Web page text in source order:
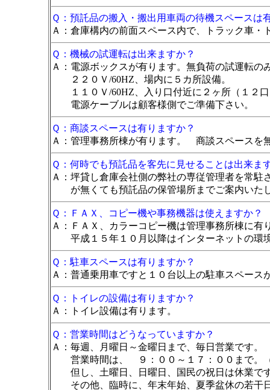
Ｑ：預託品の搬入・搬出用車両の待機スペースは
Ａ：倉庫構内の前面スペース内で、トラック車
Ｑ：機械の試運転は出来ますか？
Ａ：電源ボックスが有ります。無負荷の試運転の
２２０Ｖ/60HZ、場内に５カ所設備。
１１０Ｖ/60HZ、入り口付近に２ヶ所（１２口
電源ケーブルは顧客様側でご準備下さい。
Ｑ：商談スペースは有りますか？
Ａ：管理事務所棟が有ります。 商談スペースを
Ｑ：何時でも預託品を客先に見せることは出来ま
Ａ：坪貸し倉庫会社側の弊社の専従管理者を常
が無くても預託品の保管場所までご案内いた
Ｑ：ＦＡＸ、コピー機や事務機器は使えますか？
Ａ：ＦＡＸ、カラーコピー機は管理事務所棟に有
平成１５年１０月以降はインターネットの環
Ｑ：駐車スペースは有りますか？
Ａ：普通乗用車ですと１０台以上の駐車スペース
Ｑ：トイレの設備は有りますか？
Ａ：トイレ設備は有ります。
Ｑ：営業時間はどうなっていますか？
Ａ：毎週、月曜日～金曜日まで、毎日営業です。
営業時間は、 ９：００～１７：００まで。（
但し、土曜日、日曜日、国民の祝日は休業で
その他、臨時に、年末年始、夏季盆休の若干